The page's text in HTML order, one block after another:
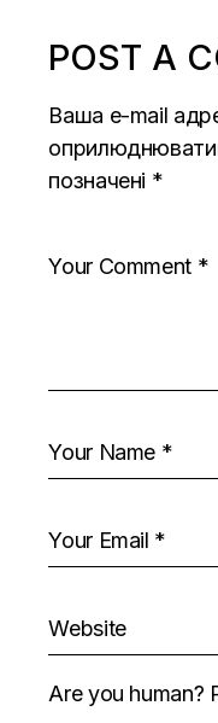
POST A
Ваша e-mail
позначені *
Are you human?